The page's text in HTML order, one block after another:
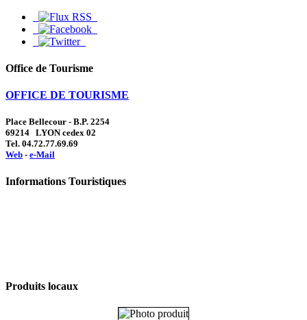
Office de Tourisme
OFFICE DE TOURISME
Place Bellecour - B.P. 2254
69214 LYON cedex 02
Tel. 04.72.77.69.69
Web - e-Mail
Informations Touristiques
Produits locaux